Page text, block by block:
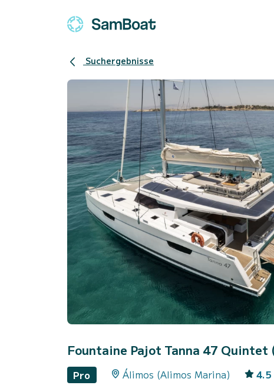
Suchergebnisse
Fountaine Pajot Tanna 47 Quintet
Pro Álimos (Alimos Marina) 4.5